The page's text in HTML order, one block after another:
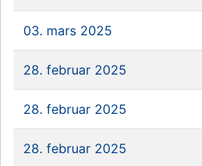
03. mars 2025
28. februar 2025
28. februar 2025
28. februar 2025